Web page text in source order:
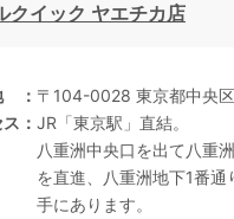
クイック ヤエチカ店
〒104-0028 東京都中央
JR「東京駅」直結。
八重洲中央口を出て八重
を直進、八重洲地下1番
手にあります。